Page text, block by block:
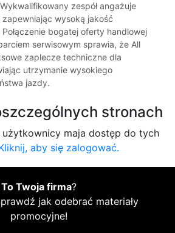
zespół angażuje
wysoką jakość
bogatej oferty handlowej
serwisowym sprawia, że All
zaplecze techniczne dla
utrzymanie wysokiego
jazdy.
stronach
maja dostęp do tych
aby się zalogować.
To Twoja firma?
jak odebrać materiały
promocyjne!